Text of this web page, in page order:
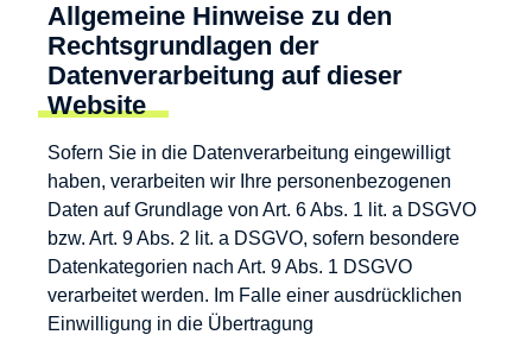
Allgemeine Hinweise zu den
Rechtsgrundlagen der
Datenverarbeitung auf dieser
Website
Sofern Sie in die Datenverarbeitung eingewilligt
haben, verarbeiten wir Ihre personenbezogenen
Daten auf Grundlage von Art. 6 Abs. 1 lit. a DSGVO
bzw. Art. 9 Abs. 2 lit. a DSGVO, sofern besondere
Datenkategorien nach Art. 9 Abs. 1 DSGVO
verarbeitet werden. Im Falle einer ausdrücklichen
Einwilligung in die Übertragung